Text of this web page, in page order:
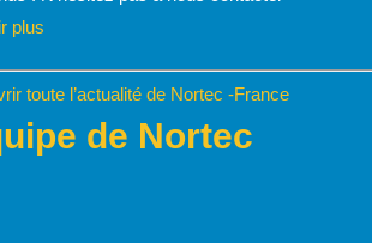
plus
toute l’actualité de Nortec -France
de Nortec